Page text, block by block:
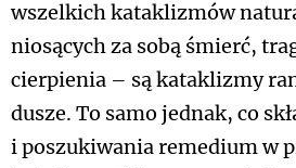
wszelkich kataklizmów
niosących za sobą śmierć,
cierpienia – są kataklizmy
dusze. To samo jednak, co
i poszukiwania remedium w